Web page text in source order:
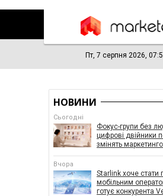
Пт, 7 серпня 2026,
НОВИНИ
Сьогодні
Фокус-групи без
цифрові двійники
змінять
Вчора
Starlink хоче стати
мобільним
готує конкурента